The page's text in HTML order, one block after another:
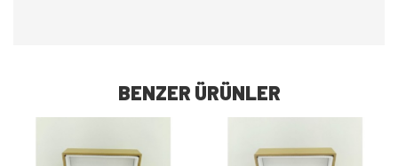
BENZER ÜRÜNLER